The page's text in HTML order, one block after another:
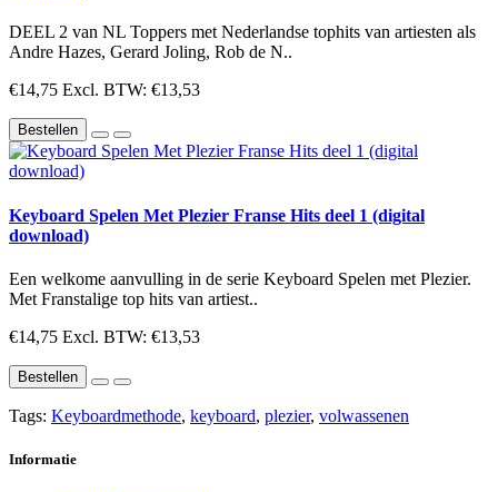
DEEL 2 van NL Toppers met Nederlandse tophits van artiesten als
Andre Hazes, Gerard Joling, Rob de N..
€14,75 Excl. BTW: €13,53
Bestellen
Keyboard Spelen Met Plezier Franse Hits deel 1 (digital
download)
Een welkome aanvulling in de serie Keyboard Spelen met Plezier.
Met Franstalige top hits van artiest..
€14,75 Excl. BTW: €13,53
Bestellen
Tags: Keyboardmethode, keyboard, plezier, volwassenen
Informatie